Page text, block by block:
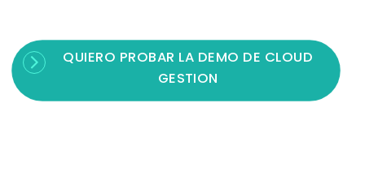
QUIERO PROBAR LA DEMO DE CLOUD
GESTION